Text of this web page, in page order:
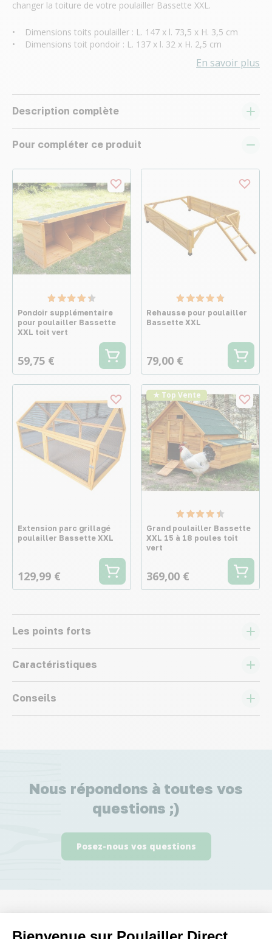
changer la toiture de votre poulailler Bassette XXL.
• Dimensions toits poulailler : L. 147 x l. 73,5 x H. 3,5 cm
• Dimensions toit pondoir : L. 137 x l. 32 x H. 2,5 cm
En savoir plus
Description complète
Pour compléter ce produit
Pondoir supplémentaire
pour poulailler Bassette
XXL toit vert
59,75 €
Rehausse pour poulailler
Bassette XXL
79,00 €
Extension parc grillagé
poulailler Bassette XXL
129,99 €
★ Top Vente
Grand poulailler Bassette
XXL 15 à 18 poules toit
vert
369,00 €
Les points forts
Caractéristiques
Conseils
Nous répondons à toutes vos
questions ;)
Posez-nous vos questions
Ces produits peuvent vous